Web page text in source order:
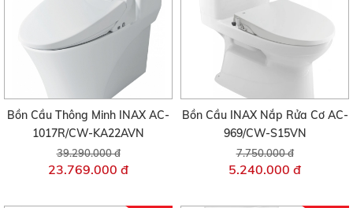
Bồn Cầu Thông Minh INAX AC-
1017R/CW-KA22AVN
39.290.000 đ
23.769.000 đ
Bồn Cầu INAX Nắp Rửa Cơ AC-
969/CW-S15VN
7.750.000 đ
5.240.000 đ